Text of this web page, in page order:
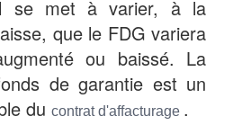
se met à varier, à la
que le FDG variera
ou baissé. La
de garantie est un
du contrat d'affacturage .